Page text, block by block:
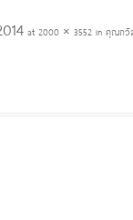
at2000 × 3552 inคุณถวิ